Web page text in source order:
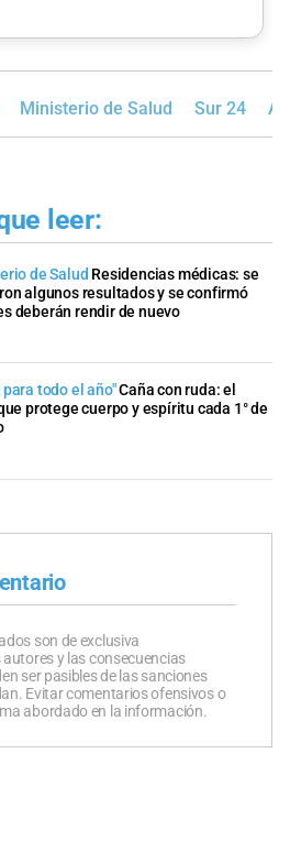
Ministerio de Salud Sur 24
leer:
de Salud Residencias médicas: se
algunos resultados y se confirmó
deberán rendir de nuevo
para todo el año"Caña con ruda: el
protege cuerpo y espíritu cada 1° de
son de exclusiva
y las consecuencias
ser pasibles de las sanciones
Evitar comentarios ofensivos o
abordado en la información.